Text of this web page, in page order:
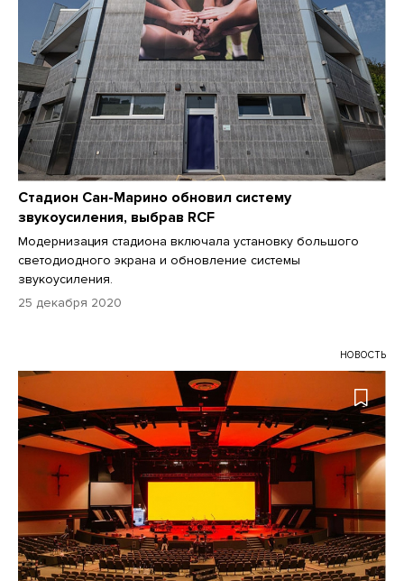
Стадион Сан-Марино обновил систему
звукоусиления, выбрав RCF
Модернизация стадиона включала установку большого
светодиодного экрана и обновление системы
звукоусиления.
25 декабря 2020
НОВОСТЬ